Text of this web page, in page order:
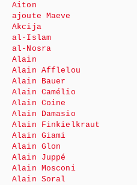
Aiton
ajoute Maeve
Akcija
al-Islam
al-Nosra
Alain
Alain Afflelou
Alain Bauer
Alain Camélio
Alain Coine
Alain Damasio
Alain Finkielkraut
Alain Giami
Alain Glon
Alain Juppé
Alain Mosconi
Alain Soral